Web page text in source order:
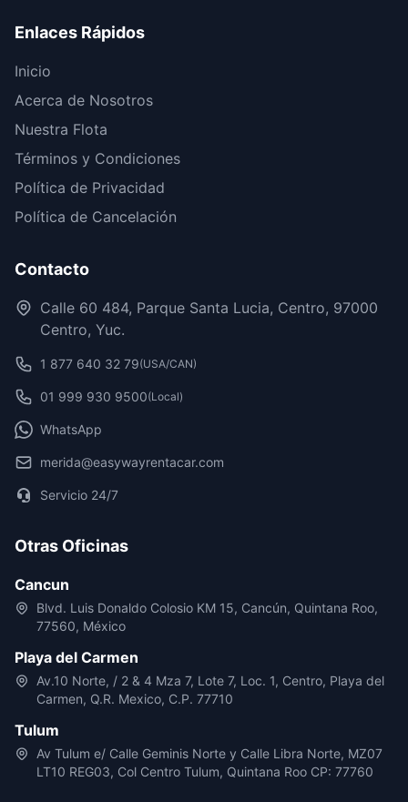
Enlaces Rápidos
Inicio
Acerca de Nosotros
Nuestra Flota
Términos y Condiciones
Política de Privacidad
Política de Cancelación
Contacto
Calle 60 484, Parque Santa Lucia, Centro, 97000
Centro, Yuc.
1 877 640 32 79(USA/CAN)
01 999 930 9500(Local)
WhatsApp
merida@easywayrentacar.com
Servicio 24/7
Otras Oficinas
Cancun
Blvd. Luis Donaldo Colosio KM 15, Cancún, Quintana Roo,
77560, México
Playa del Carmen
Av.10 Norte, / 2 & 4 Mza 7, Lote 7, Loc. 1, Centro, Playa del
Carmen, Q.R. Mexico, C.P. 77710
Tulum
Av Tulum e/ Calle Geminis Norte y Calle Libra Norte, MZ07
LT10 REG03, Col Centro Tulum, Quintana Roo CP: 77760